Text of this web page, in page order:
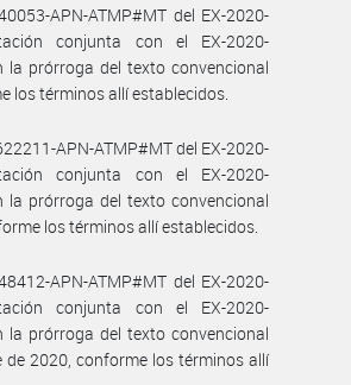
APN-ATMP#MT del EX-2020-
conjunta con el EX-2020-
la prórroga del texto convencional
los términos allí establecidos.
APN-ATMP#MT del EX-2020-
conjunta con el EX-2020-
la prórroga del texto convencional
los términos allí establecidos.
APN-ATMP#MT del EX-2020-
conjunta con el EX-2020-
la prórroga del texto convencional
2020, conforme los términos allí